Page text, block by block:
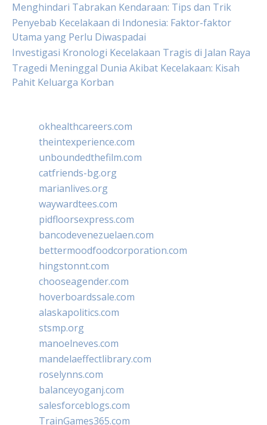
Menghindari Tabrakan Kendaraan: Tips dan Trik
Penyebab Kecelakaan di Indonesia: Faktor-faktor
Utama yang Perlu Diwaspadai
Investigasi Kronologi Kecelakaan Tragis di Jalan Raya
Tragedi Meninggal Dunia Akibat Kecelakaan: Kisah
Pahit Keluarga Korban
okhealthcareers.com
theintexperience.com
unboundedthefilm.com
catfriends-bg.org
marianlives.org
waywardtees.com
pidfloorsexpress.com
bancodevenezuelaen.com
bettermoodfoodcorporation.com
hingstonnt.com
chooseagender.com
hoverboardssale.com
alaskapolitics.com
stsmp.org
manoelneves.com
mandelaeffectlibrary.com
roselynns.com
balanceyoganj.com
salesforceblogs.com
TrainGames365.com